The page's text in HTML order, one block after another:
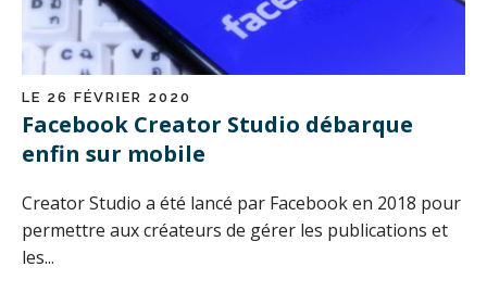
LE 26 FÉVRIER 2020
Facebook Creator Studio débarque
enfin sur mobile
Creator Studio a été lancé par Facebook en 2018 pour
permettre aux créateurs de gérer les publications et
les...